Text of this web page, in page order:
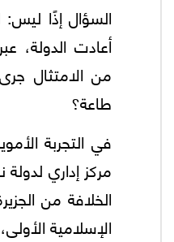
السؤال إذًا
أعادت الدولة،
من الامتثال
طاعة؟
في التجربة
مركز إداري
الخلافة من
الإسلامية